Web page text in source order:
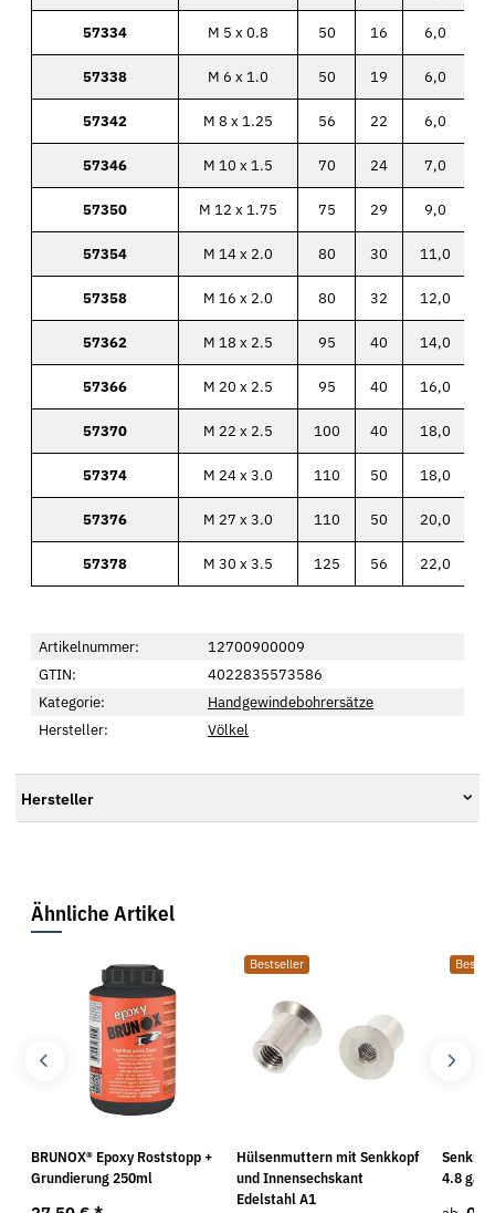
57334 M 5 x 0.8 50 16 6,0
57338 M 6 x 1.0 50 19 6,0
57342 M 8 x 1.25 56 22 6,0
57346 M 10 x 1.5 70 24 7,0
57350 M 12 x 1.75 75 29 9,0
57354 M 14 x 2.0 80 30 11,0
57358 M 16 x 2.0 80 32 12,0
57362 M 18 x 2.5 95 40 14,0
57366 M 20 x 2.5 95 40 16,0
57370 M 22 x 2.5 100 40 18,0
57374 M 24 x 3.0 110 50 18,0
57376 M 27 x 3.0 110 50 20,0
57378 M 30 x 3.5 125 56 22,0
Artikelnummer:
12700900009
GTIN:
4022835573586
Kategorie:
Handgewindebohrersätze
Hersteller:
Völkel
Hersteller
Ähnliche Artikel
BRUNOX® Epoxy Roststopp +
Grundierung 250ml
Bestseller
Hülsenmuttern mit Senkkopf
und Innensechskant
Edelstahl A1
4.8